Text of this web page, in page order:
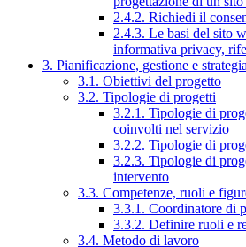
2.4.2. Richiedi il
2.4.3. Le basi del sito
informativa privacy,
3. Pianificazione, gestione e strategia
3.1. Obiettivi del progetto
3.2. Tipologie di progetti
3.2.1. Tipologie di
coinvolti nel servizio
3.2.2. Tipologie di
3.2.3. Tipologie di
intervento
3.3. Competenze, ruoli e
3.3.1. Coordinatore di
3.3.2. Definire ruoli e
3.4. Metodo di lavoro